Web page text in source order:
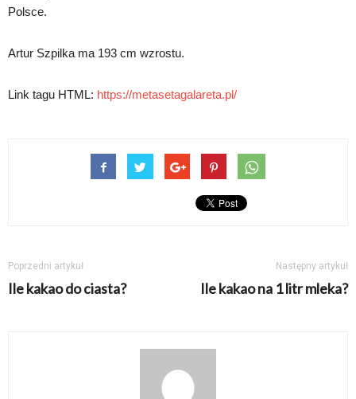
Polsce.
Artur Szpilka ma 193 cm wzrostu.
Link tagu HTML: https://metasetagalareta.pl/
Poprzedni artykuł
Ile kakao do ciasta?
Następny artykuł
Ile kakao na 1 litr mleka?